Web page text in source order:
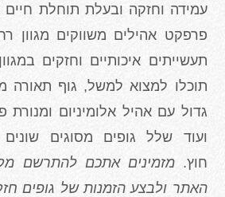
עמידה וחזקה ובעלת תוחלת
פרפקט אהילים משווקים מגוון
תעשייתים איכותיים וחזקים
תוכלו למצוא למשל, גוף תאורה
גדול עם אהיל אלומיניום ומנורת
ועוד שלל גופים מסוגים
חוץ.מזמינים אתכם להתרשם
האתר ולבצע הזמנות של גופים